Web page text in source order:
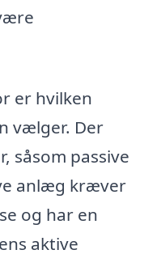
er hvilken
vælger. Der
såsom passive
anlæg kræver
og har en
aktive